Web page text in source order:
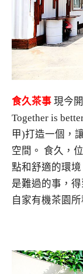
食久茶事 現今
Together is
甲)打造一個，
空間。 食久，
點和舒適的環
是難過的事，
自家有機茶園